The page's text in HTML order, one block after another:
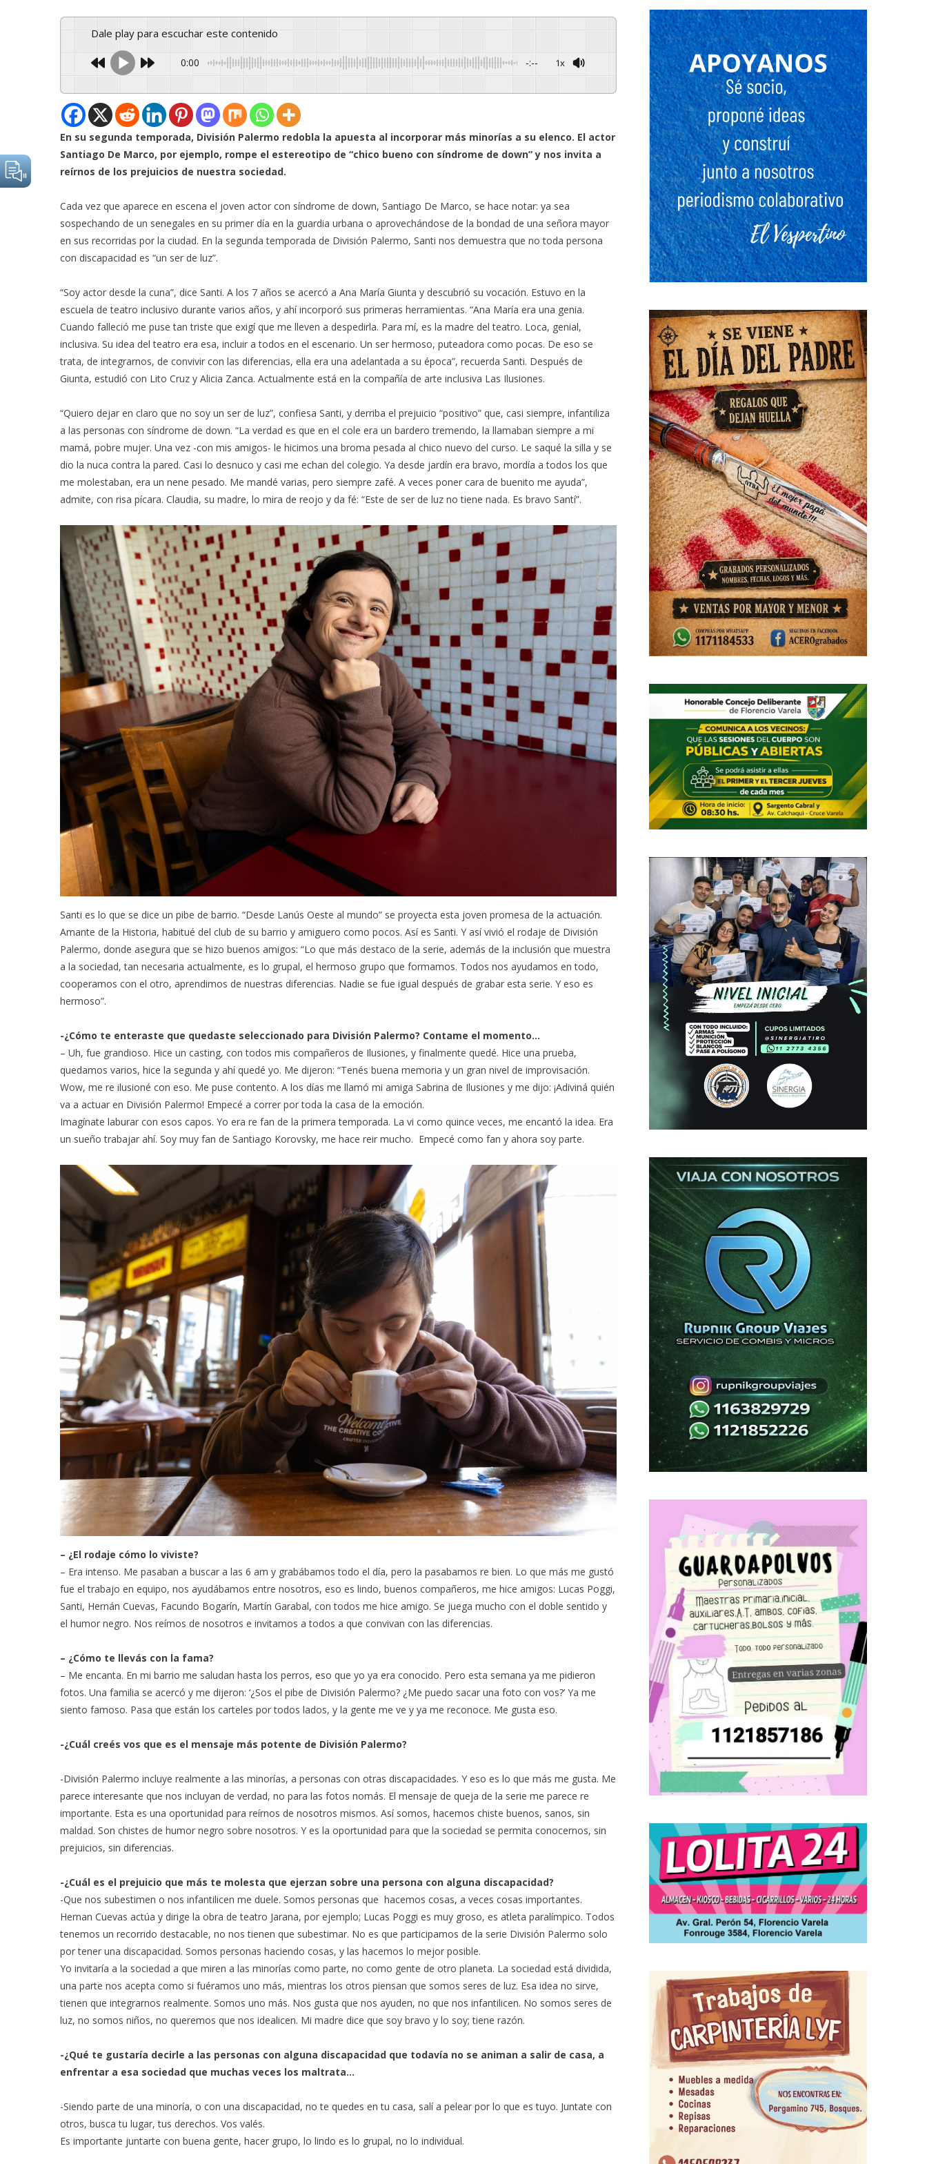
Dale play para escuchar este contenido
0:00 -:-- 1x
En su segunda temporada, División Palermo redobla la apuesta al incorporar más minorías a su elenco. El actor
Santiago De Marco, por ejemplo, rompe el estereotipo de “chico bueno con síndrome de down” y nos invita a
reírnos de los prejuicios de nuestra sociedad.
Cada vez que aparece en escena el joven actor con síndrome de down, Santiago De Marco, se hace notar: ya sea
sospechando de un senegales en su primer día en la guardia urbana o aprovechándose de la bondad de una señora mayor
en sus recorridas por la ciudad. En la segunda temporada de División Palermo, Santi nos demuestra que no toda persona
con discapacidad es “un ser de luz”.
“Soy actor desde la cuna”, dice Santi. A los 7 años se acercó a Ana María Giunta y descubrió su vocación. Estuvo en la
escuela de teatro inclusivo durante varios años, y ahí incorporó sus primeras herramientas. “Ana María era una genia.
Cuando falleció me puse tan triste que exigí que me lleven a despedirla. Para mí, es la madre del teatro. Loca, genial,
inclusiva. Su idea del teatro era esa, incluir a todos en el escenario. Un ser hermoso, puteadora como pocas. De eso se
trata, de integrarnos, de convivir con las diferencias, ella era una adelantada a su época”, recuerda Santi. Después de
Giunta, estudió con Lito Cruz y Alicia Zanca. Actualmente está en la compañía de arte inclusiva Las Ilusiones.
“Quiero dejar en claro que no soy un ser de luz”, confiesa Santi, y derriba el prejuicio “positivo” que, casi siempre, infantiliza
a las personas con síndrome de down. “La verdad es que en el cole era un bardero tremendo, la llamaban siempre a mi
mamá, pobre mujer. Una vez -con mis amigos- le hicimos una broma pesada al chico nuevo del curso. Le saqué la silla y se
dio la nuca contra la pared. Casi lo desnuco y casi me echan del colegio. Ya desde jardín era bravo, mordía a todos los que
me molestaban, era un nene pesado. Me mandé varias, pero siempre zafé. A veces poner cara de buenito me ayuda”,
admite, con risa pícara. Claudia, su madre, lo mira de reojo y da fé: “Este de ser de luz no tiene nada. Es bravo Santí”.
Santi es lo que se dice un pibe de barrio. “Desde Lanús Oeste al mundo” se proyecta esta joven promesa de la actuación.
Amante de la Historia, habitué del club de su barrio y amiguero como pocos. Así es Santi. Y así vivió el rodaje de División
Palermo, donde asegura que se hizo buenos amigos: “Lo que más destaco de la serie, además de la inclusión que muestra
a la sociedad, tan necesaria actualmente, es lo grupal, el hermoso grupo que formamos. Todos nos ayudamos en todo,
cooperamos con el otro, aprendimos de nuestras diferencias. Nadie se fue igual después de grabar esta serie. Y eso es
hermoso”.
-¿Cómo te enteraste que quedaste seleccionado para División Palermo? Contame el momento…
– Uh, fue grandioso. Hice un casting, con todos mis compañeros de Ilusiones, y finalmente quedé. Hice una prueba,
quedamos varios, hice la segunda y ahí quedé yo. Me dijeron: “Tenés buena memoria y un gran nivel de improvisación.
Wow, me re ilusioné con eso. Me puse contento. A los días me llamó mi amiga Sabrina de Ilusiones y me dijo: ¡Adiviná quién
va a actuar en División Palermo! Empecé a correr por toda la casa de la emoción.
Imagínate laburar con esos capos. Yo era re fan de la primera temporada. La vi como quince veces, me encantó la idea. Era
un sueño trabajar ahí. Soy muy fan de Santiago Korovsky, me hace reir mucho. Empecé como fan y ahora soy parte.
– ¿El rodaje cómo lo viviste?
– Era intenso. Me pasaban a buscar a las 6 am y grabábamos todo el día, pero la pasabamos re bien. Lo que más me gustó
fue el trabajo en equipo, nos ayudábamos entre nosotros, eso es lindo, buenos compañeros, me hice amigos: Lucas Poggi,
Santi, Hernán Cuevas, Facundo Bogarín, Martín Garabal, con todos me hice amigo. Se juega mucho con el doble sentido y
el humor negro. Nos reímos de nosotros e invitamos a todos a que convivan con las diferencias.
– ¿Cómo te llevás con la fama?
– Me encanta. En mi barrio me saludan hasta los perros, eso que yo ya era conocido. Pero esta semana ya me pidieron
fotos. Una familia se acercó y me dijeron: ‘¿Sos el pibe de División Palermo? ¿Me puedo sacar una foto con vos?’ Ya me
siento famoso. Pasa que están los carteles por todos lados, y la gente me ve y ya me reconoce. Me gusta eso.
-¿Cuál creés vos que es el mensaje más potente de División Palermo?
-División Palermo incluye realmente a las minorías, a personas con otras discapacidades. Y eso es lo que más me gusta. Me
parece interesante que nos incluyan de verdad, no para las fotos nomás. El mensaje de queja de la serie me parece re
importante. Esta es una oportunidad para reírnos de nosotros mismos. Así somos, hacemos chiste buenos, sanos, sin
maldad. Son chistes de humor negro sobre nosotros. Y es la oportunidad para que la sociedad se permita conocernos, sin
prejuicios, sin diferencias.
-¿Cuál es el prejuicio que más te molesta que ejerzan sobre una persona con alguna discapacidad?
-Que nos subestimen o nos infantilicen me duele. Somos personas que hacemos cosas, a veces cosas importantes.
Hernan Cuevas actúa y dirige la obra de teatro Jarana, por ejemplo; Lucas Poggi es muy groso, es atleta paralímpico. Todos
tenemos un recorrido destacable, no nos tienen que subestimar. No es que participamos de la serie División Palermo solo
por tener una discapacidad. Somos personas haciendo cosas, y las hacemos lo mejor posible.
Yo invitaría a la sociedad a que miren a las minorías como parte, no como gente de otro planeta. La sociedad está dividida,
una parte nos acepta como si fuéramos uno más, mientras los otros piensan que somos seres de luz. Esa idea no sirve,
tienen que integrarnos realmente. Somos uno más. Nos gusta que nos ayuden, no que nos infantilicen. No somos seres de
luz, no somos niños, no queremos que nos idealicen. Mi madre dice que soy bravo y lo soy; tiene razón.
-¿Qué te gustaría decirle a las personas con alguna discapacidad que todavía no se animan a salir de casa, a
enfrentar a esa sociedad que muchas veces los maltrata…
-Siendo parte de una minoría, o con una discapacidad, no te quedes en tu casa, salí a pelear por lo que es tuyo. Juntate con
otros, busca tu lugar, tus derechos. Vos valés.
Es importante juntarte con buena gente, hacer grupo, lo lindo es lo grupal, no lo individual.